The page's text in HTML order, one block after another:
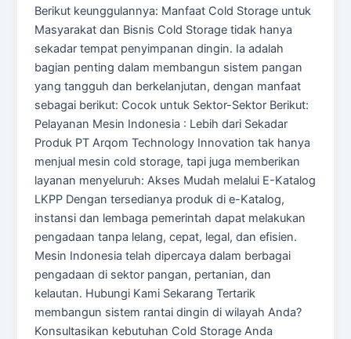
Berikut keunggulannya: Manfaat Cold Storage untuk
Masyarakat dan Bisnis Cold Storage tidak hanya
sekadar tempat penyimpanan dingin. Ia adalah
bagian penting dalam membangun sistem pangan
yang tangguh dan berkelanjutan, dengan manfaat
sebagai berikut: Cocok untuk Sektor-Sektor Berikut:
Pelayanan Mesin Indonesia : Lebih dari Sekadar
Produk PT Arqom Technology Innovation tak hanya
menjual mesin cold storage, tapi juga memberikan
layanan menyeluruh: Akses Mudah melalui E-Katalog
LKPP Dengan tersedianya produk di e-Katalog,
instansi dan lembaga pemerintah dapat melakukan
pengadaan tanpa lelang, cepat, legal, dan efisien.
Mesin Indonesia telah dipercaya dalam berbagai
pengadaan di sektor pangan, pertanian, dan
kelautan. Hubungi Kami Sekarang Tertarik
membangun sistem rantai dingin di wilayah Anda?
Konsultasikan kebutuhan Cold Storage Anda